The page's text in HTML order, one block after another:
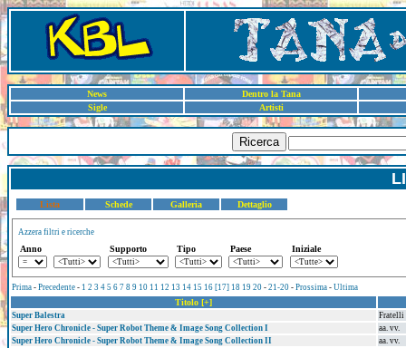
News
Dentro la Tana
Sigle
Artisti
Ricerca
Lista Schede Galleria Dettaglio
Azzera filtri e ricerche
Anno Supporto Tipo Paese Iniziale
Prima - Precedente - 1 2 3 4 5 6 7 8 9 10 11 12 13 14 15 16 [17] 18 19 20 - 21-20 - Prossima - Ultima
Titolo [+]
Super Balestra
Fratelli
Super Hero Chronicle - Super Robot Theme & Image Song Collection I
aa. vv.
Super Hero Chronicle - Super Robot Theme & Image Song Collection II
aa. vv.